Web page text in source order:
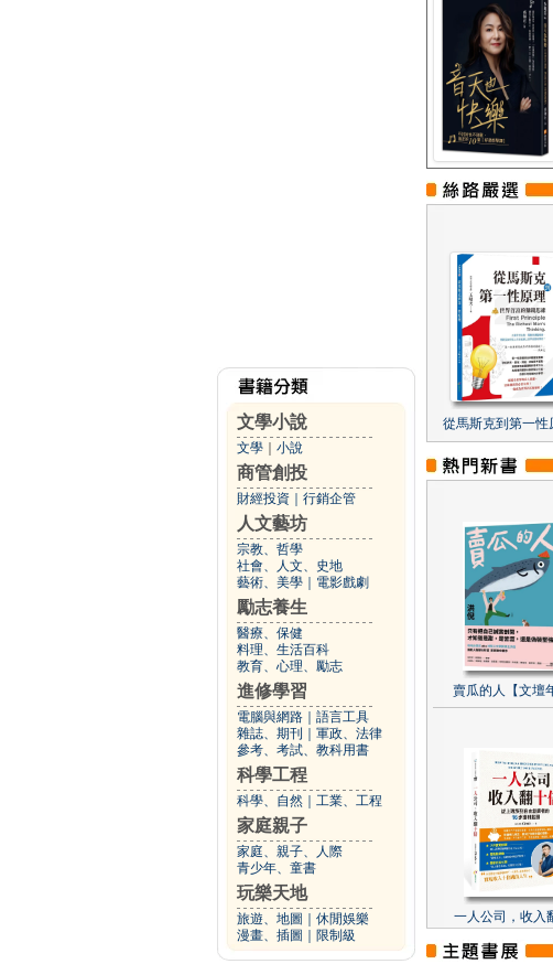
文學小說
文學 小說
商管創投
財經投資 行銷企管
人文藝坊
宗教、哲學
社會、人文、史地
藝術、美學
電影戲劇
勵志養生
醫療、保健
料理、生活百科
教育、心理、勵志
進修學習
電腦與網路
語言工具
雜誌、期刊
軍政、法律
參考、考試、教科用書
科學工程
科學、自然 工業、工程
家庭親子
家庭、親子、人際
青少年、童書
玩樂天地
旅遊、地圖
休閒娛樂
漫畫、插圖
限制級
從馬斯克到第一性
賣瓜的人【文壇
一人公司，收入